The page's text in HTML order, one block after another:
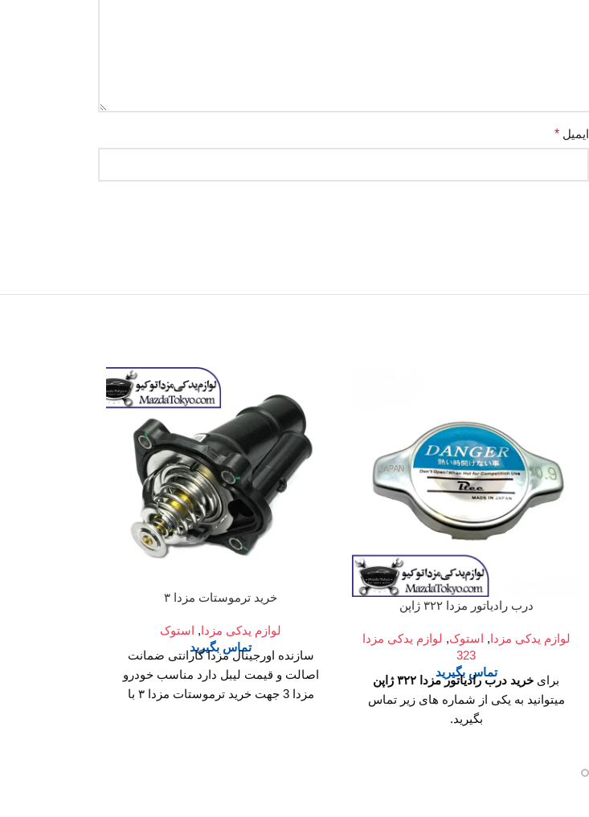
ایمیل *
درب رادیاتور مزدا ۳۲۲ ژاپن
لوازم یدکی مزدا, استوک, لوازم یدکی مزدا
323
تماس بگیرید
برای خرید درب رادیاتور مزدا ۳۲۲ ژاپن
میتوانید به یکی از شماره های زیر تماس
بگیرید.
خرید ترموستات مزدا ۳
لوازم یدکی مزدا , استوک
تماس بگیرید
سازنده اورجینال مزدا گارانتی ضمانت
اصالت و قیمت لیبل دارد مناسب خودرو
مزدا 3 جهت خرید ترموستات مزدا ۳ با